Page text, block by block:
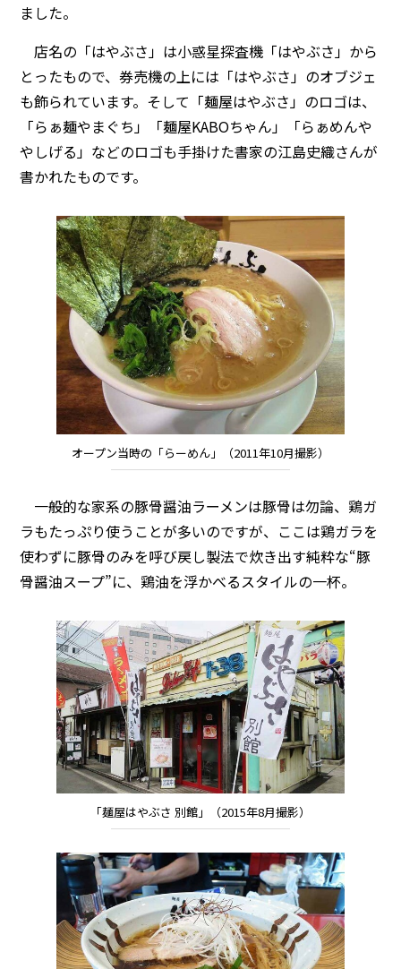
ました。
店名の「はやぶさ」は小惑星探査機「はやぶさ」から
とったもので、券売機の上には「はやぶさ」のオブジェ
も飾られています。そして「麺屋はやぶさ」のロゴは、
「らぁ麺やまぐち」「麺屋KABOちゃん」「らぁめんや
やしげる」などのロゴも手掛けた書家の江島史織さんが
書かれたものです。
オープン当時の「らーめん」（2011年10月撮影）
一般的な家系の豚骨醤油ラーメンは豚骨は勿論、鶏ガ
ラもたっぷり使うことが多いのですが、ここは鶏ガラを
使わずに豚骨のみを呼び戻し製法で炊き出す純粋な“豚
骨醤油スープ”に、鶏油を浮かべるスタイルの一杯。
「麺屋はやぶさ 別館」（2015年8月撮影）